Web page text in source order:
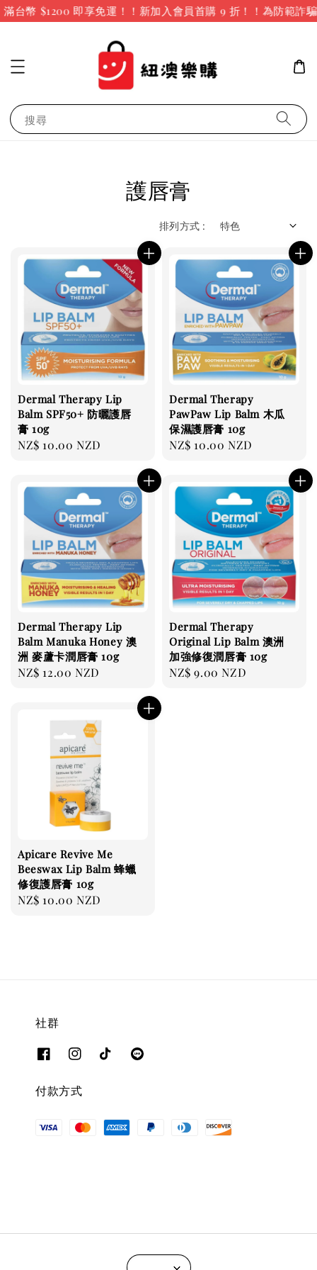
台幣 $1200 即享免運！！新加入會員首購 9 折！！ 為防範詐
搜尋
護唇膏
排列方式 :
Dermal Therapy Lip
Balm SPF50+ 防曬護唇
膏 10g
Regular
NZ$ 10.00 NZD
Dermal Therapy
PawPaw Lip Balm 木瓜
保濕護唇膏 10g
Regular
NZ$ 10.00 NZD
Dermal Therapy Lip
Balm Manuka Honey 澳
洲 麥蘆卡潤唇膏 10g
Regular
NZ$ 12.00 NZD
Dermal Therapy
Original Lip Balm 澳洲
加強修復潤唇膏 10g
Regular
NZ$ 9.00 NZD
Apicare Revive Me
Beeswax Lip Balm 蜂蠟
修復護唇膏 10g
Regular
NZ$ 10.00 NZD
社群
付款方式